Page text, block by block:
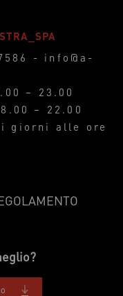
- info@a-
– 23.00
– 22.00
giorni alle ore